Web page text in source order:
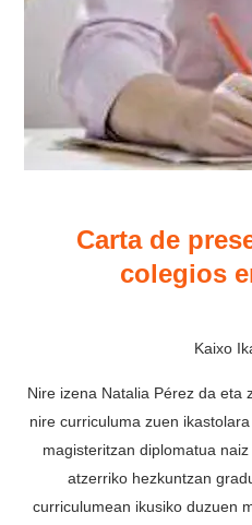
Carta de
colegios
Kaixo
Nire izena Natalia Pérez da eta
nire curriculuma zuen
magisteritzan diplomatua
atzerriko hezkuntzan
curriculumean ikusiko duzuen